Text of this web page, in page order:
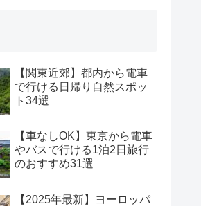
【関東近郊】都内から電車
で行ける日帰り自然スポッ
ト34選
【車なしOK】東京から電車
やバスで行ける1泊2日旅行
のおすすめ31選
【2025年最新】ヨーロッパ